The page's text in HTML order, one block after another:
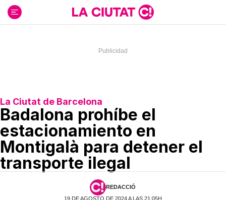
contenido
La Ciutat de Barcelona
Badalona prohíbe el
estacionamiento en
Montigalà para detener el
transporte ilegal
REDACCIÓ
19 DE AGOSTO DE 2024 A LAS 21:05H